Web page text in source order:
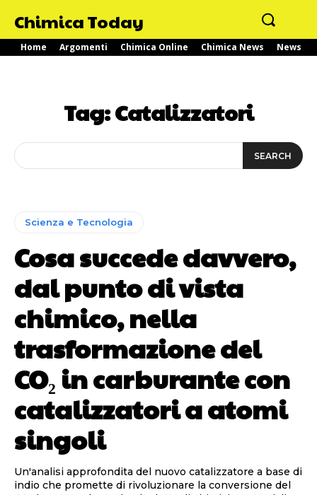
Chimica Today
Home Argomenti Chimica Online Chimica News News
Tag:Catalizzatori
SEARCH
Scienza e Tecnologia
Cosa succede davvero,
dal punto di vista
chimico, nella
trasformazione del
CO₂ in carburante con
catalizzatori a atomi
singoli
Un'analisi approfondita del nuovo catalizzatore a base di
indio che promette di rivoluzionare la conversione del